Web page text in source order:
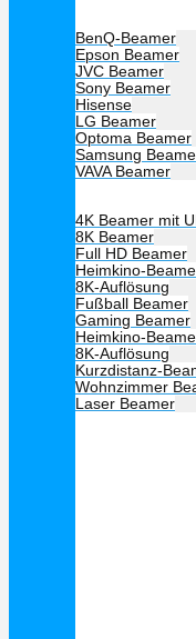
BenQ-Beamer
Epson Beamer
JVC Beamer
Sony Beamer
Hisense
LG Beamer
Optoma Beamer
Samsung
VAVA Beamer
4K Beamer mit
8K Beamer
Full HD Beamer
Heimkino-
8K-Auflösung
Fußball Beamer
Gaming Beamer
Heimkino-
8K-Auflösung
Kurzdistanz-
Wohnzimmer
Laser Beamer